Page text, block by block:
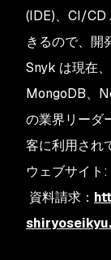
(IDE)、CI/CD
きるので、開
Snyk は現在
MongoDB、
の業界リーダ
客に利用され
ウェブサイト:
資料請求：